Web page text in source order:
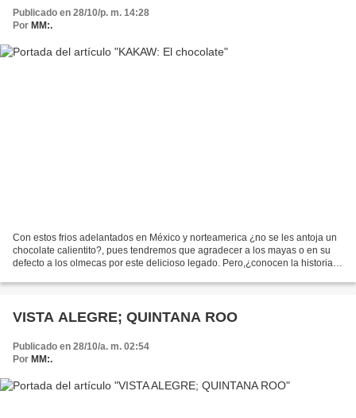
Publicado en 28/10/p. m. 14:28
Por MM:.
Con estos frios adelantados en México y norteamerica ¿no se les antoja un
chocolate calientito?, pues tendremos que agradecer a los mayas o en su
defecto a los olmecas por este delicioso legado. Pero,¿conocen la historia
VISTA ALEGRE; QUINTANA ROO
Publicado en 28/10/a. m. 02:54
Por MM:.